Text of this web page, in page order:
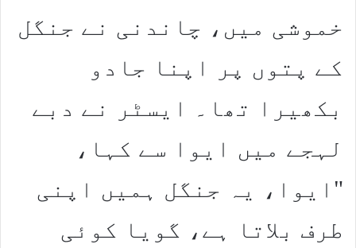
خموشی میں، چاندنی نے جنگل
کے پتوں پر اپنا جادو
بکھیرا تھا۔ ایسٹر نے دبے
لہجے میں ایوا سے کہا،
"ایوا، یہ جنگل ہمیں اپنی
طرف بلاتا ہے، گویا کوئی